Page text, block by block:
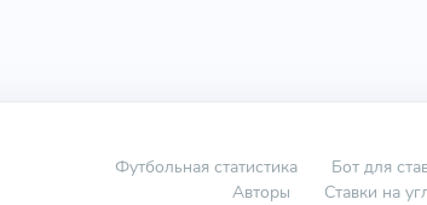
Футбольная статистика Бот для
Авторы
Ставки на